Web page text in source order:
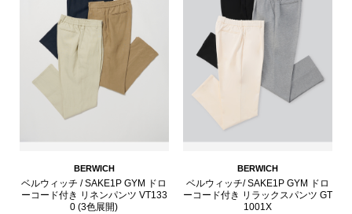
BERWICH
ベルウィッチ / SAKE1P GYM ドロ
ーコード付き リネンパンツ VT133
0 (3色展開)
BERWICH
ベルウィッチ/ SAKE1P GYM ドロ
ーコード付き リラックスパンツ GT
1001X